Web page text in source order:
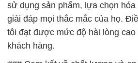
sử dụng sản phẩm, lựa chọn
giải đáp mọi thắc mắc của họ.
tôi đạt được mức độ hài lòng
khách hàng.